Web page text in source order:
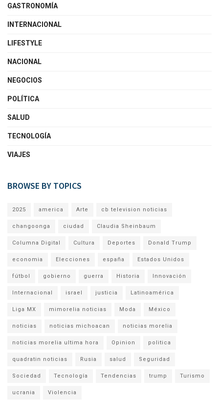
GASTRONOMÍA
INTERNACIONAL
LIFESTYLE
NACIONAL
NEGOCIOS
POLÍTICA
SALUD
TECNOLOGÍA
VIAJES
BROWSE BY TOPICS
2025 america Arte cb television noticias
changoonga ciudad Claudia Sheinbaum
Columna Digital Cultura Deportes Donald Trump
economia Elecciones españa Estados Unidos
fútbol gobierno guerra Historia Innovación
Internacional israel justicia Latinoamérica
Liga MX mimorelia noticias Moda México
noticias noticias michoacan noticias morelia
noticias morelia ultima hora Opinion politica
quadratin noticias Rusia salud Seguridad
Sociedad Tecnología Tendencias trump Turismo
ucrania Violencia